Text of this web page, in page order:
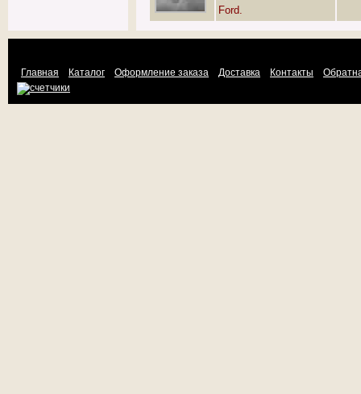
Ford.
Главная Каталог Оформление заказа Доставка Контакты